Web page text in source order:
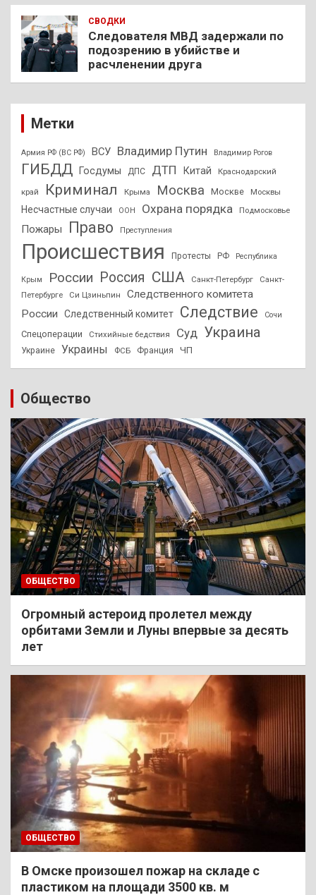
СВОДКИ
Следователя МВД задержали по
подозрению в убийстве и
расчленении друга
Метки
Армия РФ (ВС РФ) ВСУ Владимир Путин Владимир Рогов
ГИБДД Госдумы ДПС ДТП Китай Краснодарский
край Криминал Крыма Москва Москве Москвы
Несчастные случаи ООН Охрана порядка Подмосковье
Пожары Право Преступления
Происшествия Протесты РФ Республика
Крым России Россия США Санкт-Петербург
Санкт-
Петербурге
Си Цзиньпин
Следственного комитета
России
Следственный комитет Следствие Сочи
Спецоперации Стихийные бедствия Суд Украина
Украине Украины ФСБ Франция ЧП
Общество
ОБЩЕСТВО
Огромный астероид пролетел между
орбитами Земли и Луны впервые за десять
лет
ОБЩЕСТВО
В Омске произошел пожар на складе с
пластиком на площади 3500 кв. м